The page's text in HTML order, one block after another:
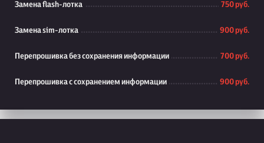
Замена flash-лотка 750 руб.
Замена sim-лотка 900 руб.
Перепрошивка без сохранения информации 700 руб.
Перепрошивка с сохранением информации 900 руб.